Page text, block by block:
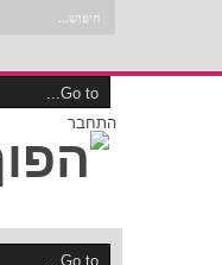
התחבר